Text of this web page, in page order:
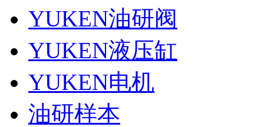
YUKEN油研阀
YUKEN液压缸
YUKEN电机
油研样本